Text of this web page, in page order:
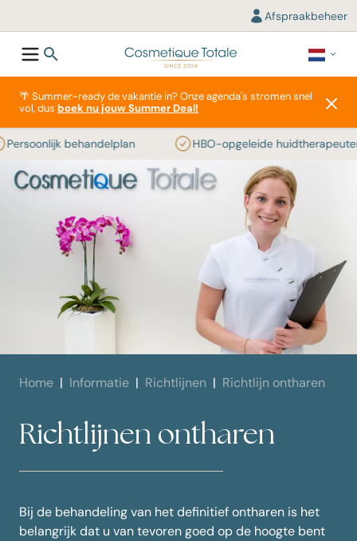
Afspraakbeheer
🌴 Summer-ready de vakantie in? Onze agenda's stromen snel
vol, dus boek nu jouw Summer Deal!
behandelplan HBO-opgeleide huidtherapeuten
Home Informatie Richtlijnen Richtlijn ontharen
Richtlijnen ontharen
Bij de behandeling van het definitief ontharen is het
belangrijk dat u van tevoren goed op de hoogte bent